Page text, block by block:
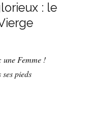
: le
Femme !
pieds